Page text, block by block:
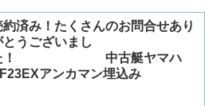
約済み！たくさんのお問合せあり
とうございまし
！ 中古艇ヤマハ
アンカマン埋込み